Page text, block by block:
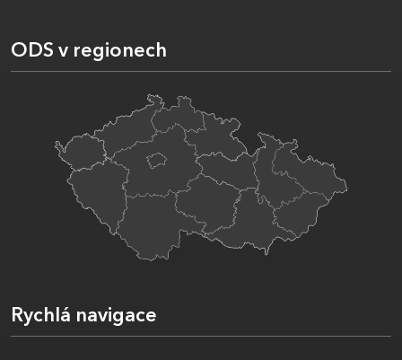
ODS v regionech
Rychlá navigace